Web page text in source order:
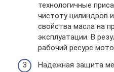
технологичные
чистоту цилиндров
свойства масла на
эксплуатации. В
рабочий ресурс
Надежная защита